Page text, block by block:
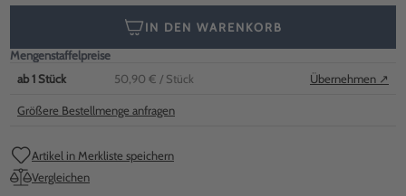
IN DEN WARENKORB
Mengenstaffelpreise
ab1 Stück 50,90 € / Stück Übernehmen ↗
Größere Bestellmenge anfragen
Artikel in Merkliste speichern
Vergleichen